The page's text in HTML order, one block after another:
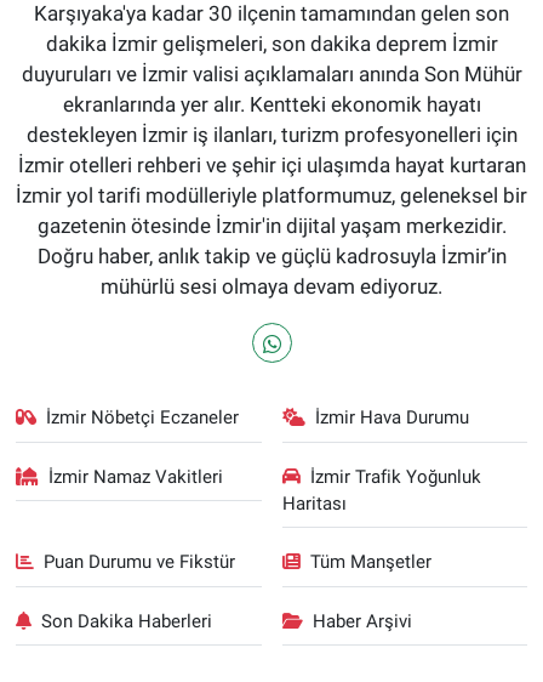
Karşıyaka'ya kadar 30 ilçenin tamamından gelen son
dakika İzmir gelişmeleri, son dakika deprem İzmir
duyuruları ve İzmir valisi açıklamaları anında Son Mühür
ekranlarında yer alır. Kentteki ekonomik hayatı
destekleyen İzmir iş ilanları, turizm profesyonelleri için
İzmir otelleri rehberi ve şehir içi ulaşımda hayat kurtaran
İzmir yol tarifi modülleriyle platformumuz, geleneksel bir
gazetenin ötesinde İzmir'in dijital yaşam merkezidir.
Doğru haber, anlık takip ve güçlü kadrosuyla İzmir’in
mühürlü sesi olmaya devam ediyoruz.
İzmir Nöbetçi Eczaneler İzmir Hava Durumu
İzmir Namaz Vakitleri
İzmir Trafik Yoğunluk
Haritası
Puan Durumu ve Fikstür Tüm Manşetler
Son Dakika Haberleri Haber Arşivi